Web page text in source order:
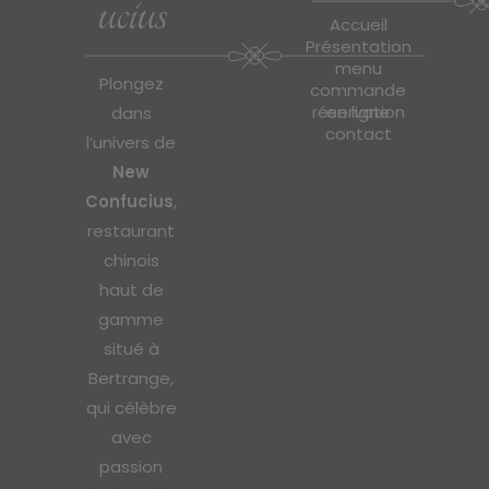
Plongez
dans
l’univers de
New
Confucius,
restaurant
chinois
haut de
gamme
situé à
Bertrange,
qui célèbre
avec
passion
Accueil
Présentation
menu
commande
en ligne
réservation
contact